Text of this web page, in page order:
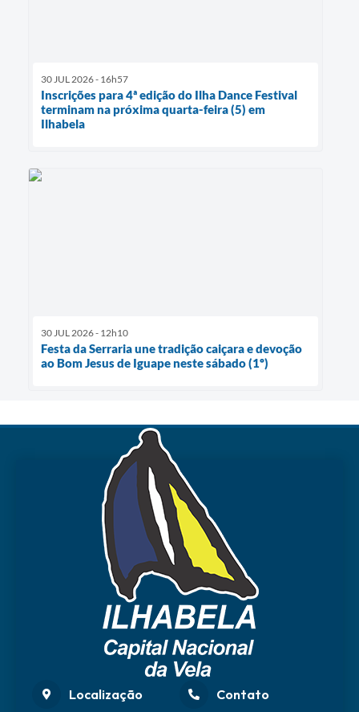
30 JUL 2026 - 16h57
Inscrições para 4ª edição do Ilha Dance Festival
terminam na próxima quarta-feira (5) em
Ilhabela
30 JUL 2026 - 12h10
Festa da Serraria une tradição caiçara e devoção
ao Bom Jesus de Iguape neste sábado (1º)
Localização Contato